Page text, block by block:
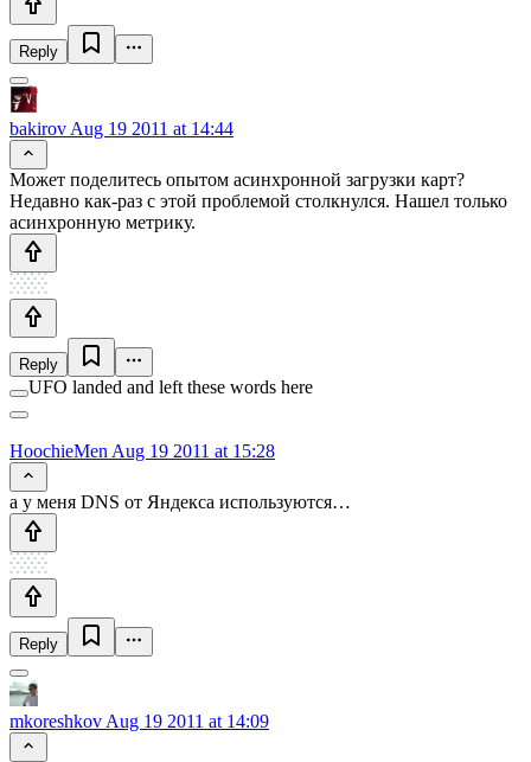
Reply
bakirov Aug 19 2011 at 14:44
Может поделитесь опытом асинхронной загрузки карт?
Недавно как-раз с этой проблемой столкнулся. Нашел только
асинхронную метрику.
Reply
UFO landed and left these words here
HoochieMen Aug 19 2011 at 15:28
а у меня DNS от Яндекса используются…
Reply
mkoreshkov Aug 19 2011 at 14:09